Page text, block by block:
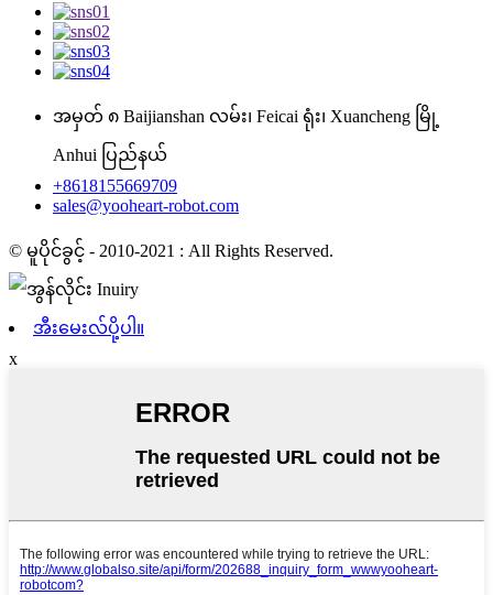
အမှတ် ၈ Baijianshan လမ်း၊ Feicai ရုံး၊ Xuancheng မြို့
Anhui ပြည်နယ်
+8618155669709
sales@yooheart-robot.com
© မူပိုင်ခွင့် - 2010-2021 : All Rights Reserved.
အီးမေးလ်ပို့ပါ။
x